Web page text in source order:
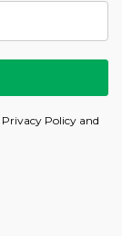
Privacy Policy and